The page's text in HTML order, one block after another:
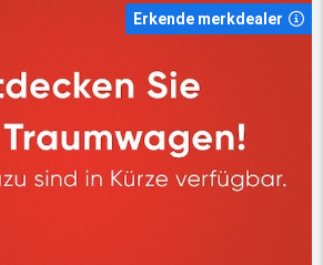
Erkende merkdealer